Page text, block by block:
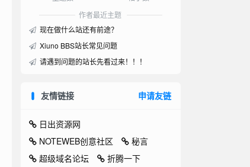
作者最近主题
现在做什么站还有前途？
Xiuno BBS站长常见问题
请遇到问题的站长先看过来！！！
友情链接 申请友链
日出资源网
NOTEWEB创意社区
秘言
超级域名论坛
折腾一下